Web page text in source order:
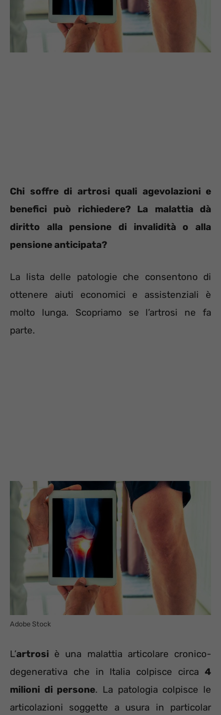
Chi soffre di artrosi quali agevolazioni e
benefici può richiedere? La malattia dà
diritto alla pensione di invalidità o alla
pensione anticipata?
La lista delle patologie che consentono di
ottenere aiuti economici e assistenziali è
molto lunga. Scopriamo se l’artrosi ne fa
parte.
Adobe Stock
L’artrosi è una malattia articolare cronico-
degenerativa che in Italia colpisce circa 4
milioni di persone. La patologia colpisce le
articolazioni soggette a usura in particolar